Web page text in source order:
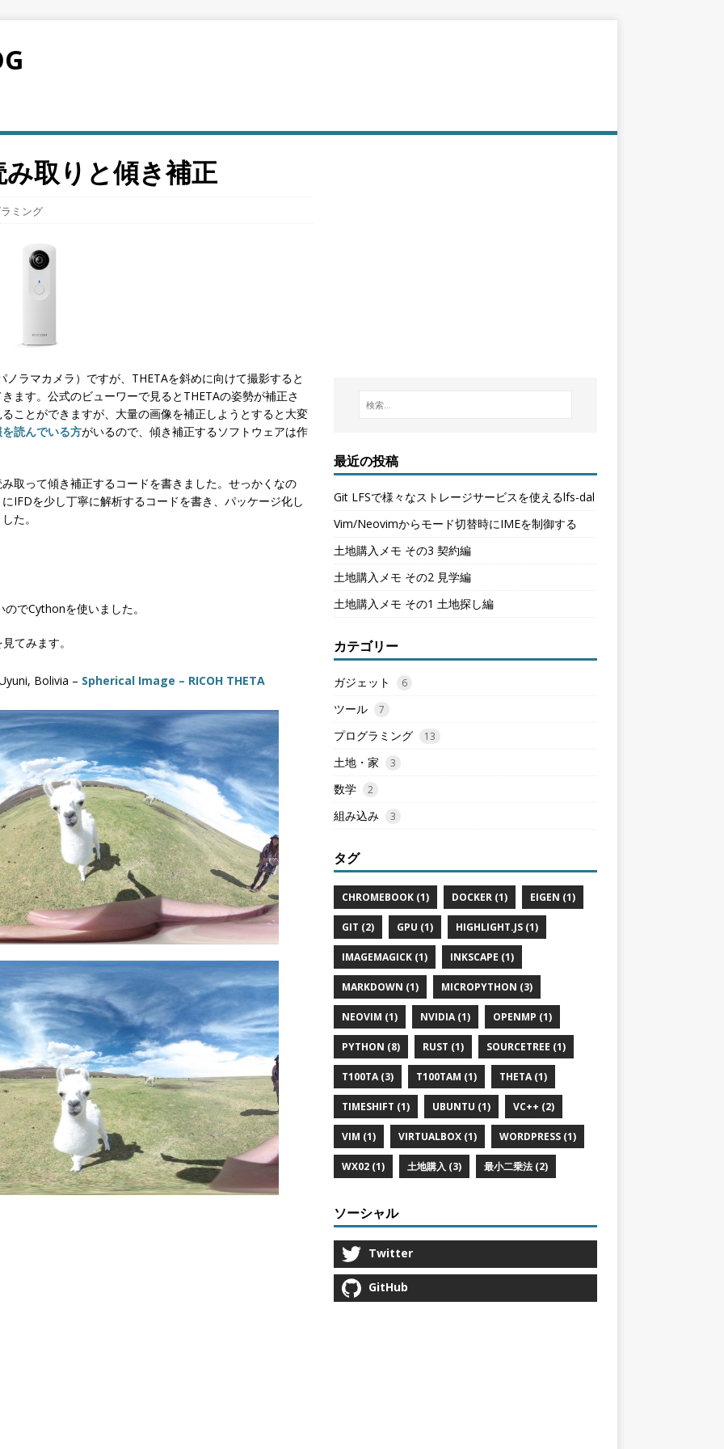
取りと傾き補正
ミング
ノラマカメラ）ですが、THETAを斜めに向けて撮影すると
ます。公式のビューワーで見るとTHETAの姿勢が補正さ
ことができますが、大量の画像を補正しようとすると大変
読んでいる方がいるので、傾き補正するソフトウェアは作
取って傾き補正するコードを書きました。せっかくなの
IFDを少し丁寧に解析するコードを書き、パッケージ化し
た。
でCythonを使いました。
てみます。
Bolivia – Spherical Image – RICOH THETA
最近の投稿
Git LFSで様々なストレージサービスを使えるlfs-dal
Vim/Neovimからモード切替時にIMEを制御する
土地購入メモ その3 契約編
土地購入メモ その2 見学編
土地購入メモ その1 土地探し編
カテゴリー
ガジェット 6
ツール 7
プログラミング 13
土地・家 3
数学 2
組み込み 3
タグ
CHROMEBOOK (1) DOCKER (1) EIGEN (1)
GIT (2) GPU (1) HIGHLIGHT.JS (1)
IMAGEMAGICK (1) INKSCAPE (1)
MARKDOWN (1) MICROPYTHON (3)
NEOVIM (1) NVIDIA (1) OPENMP (1)
PYTHON (8) RUST (1) SOURCETREE (1)
T100TA (3) T100TAM (1) THETA (1)
TIMESHIFT (1) UBUNTU (1) VC++ (2)
VIM (1) VIRTUALBOX (1) WORDPRESS (1)
WX02 (1) 土地購入 (3) 最小二乗法 (2)
ソーシャル
Twitter
GitHub